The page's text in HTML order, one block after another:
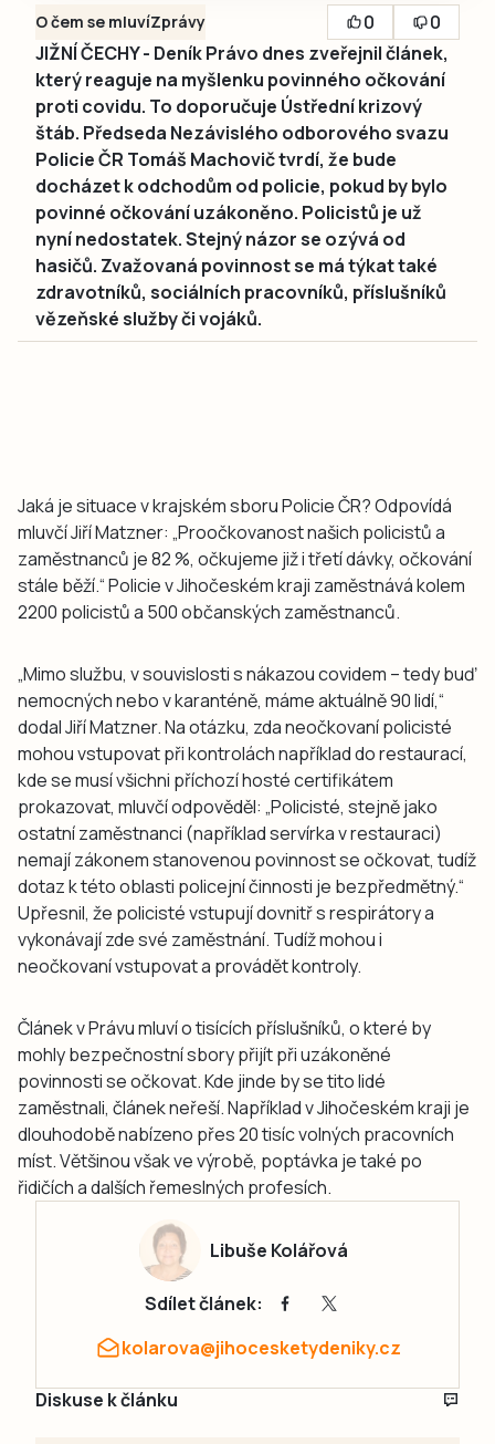
O čem se mluvíZprávy 0
0
JIŽNÍ ČECHY - Deník Právo dnes zveřejnil článek,
který reaguje na myšlenku povinného očkování
proti covidu. To doporučuje Ústřední krizový
štáb. Předseda Nezávislého odborového svazu
Policie ČR Tomáš Machovič tvrdí, že bude
docházet k odchodům od policie, pokud by bylo
povinné očkování uzákoněno. Policistů je už
nyní nedostatek. Stejný názor se ozývá od
hasičů. Zvažovaná povinnost se má týkat také
zdravotníků, sociálních pracovníků, příslušníků
vězeňské služby či vojáků.
Jaká je situace v krajském sboru Policie ČR? Odpovídá
mluvčí Jiří Matzner: „Proočkovanost našich policistů a
zaměstnanců je 82 %, očkujeme již i třetí dávky, očkování
stále běží.“ Policie v Jihočeském kraji zaměstnává kolem
2200 policistů a 500 občanských zaměstnanců.
„Mimo službu, v souvislosti s nákazou covidem – tedy buď
nemocných nebo v karanténě, máme aktuálně 90 lidí,“
dodal Jiří Matzner. Na otázku, zda neočkovaní policisté
mohou vstupovat při kontrolách například do restaurací,
kde se musí všichni příchozí hosté certifikátem
prokazovat, mluvčí odpověděl: „Policisté, stejně jako
ostatní zaměstnanci (například servírka v restauraci)
nemají zákonem stanovenou povinnost se očkovat, tudíž
dotaz k této oblasti policejní činnosti je bezpředmětný.“
Upřesnil, že policisté vstupují dovnitř s respirátory a
vykonávají zde své zaměstnání. Tudíž mohou i
neočkovaní vstupovat a provádět kontroly.
Článek v Právu mluví o tisících příslušníků, o které by
mohly bezpečnostní sbory přijít při uzákoněné
povinnosti se očkovat. Kde jinde by se tito lidé
zaměstnali, článek neřeší. Například v Jihočeském kraji je
dlouhodobě nabízeno přes 20 tisíc volných pracovních
míst. Většinou však ve výrobě, poptávka je také po
řidičích a dalších řemeslných profesích.
Libuše Kolářová
Sdílet článek:
kolarova@jihocesketydeniky.cz
Diskuse k článku